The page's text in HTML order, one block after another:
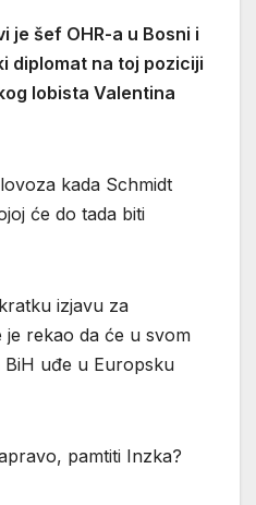
je šef OHR-a u Bosni i
diplomat na toj poziciji
lobista Valentina
kada Schmidt
će do tada biti
izjavu za
je rekao da će u svom
BiH uđe u Europsku
pamtiti Inzka?